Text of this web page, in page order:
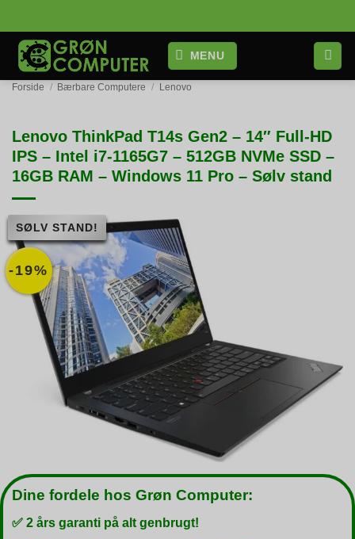
til
indhold
MENU
Forside / Bærbare Computere / Lenovo
Lenovo ThinkPad T14s Gen2 – 14″ Full-HD
IPS – Intel i7-1165G7 – 512GB NVMe SSD –
16GB RAM – Windows 11 Pro – Sølv stand
-19%
SØLV STAND!
Dine fordele hos Grøn Computer:
✅ 2 års garanti på alt genbrugt!